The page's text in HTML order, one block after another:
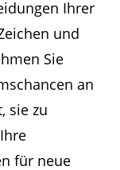
Ihrer
und
Sie
an
sie zu
für neue